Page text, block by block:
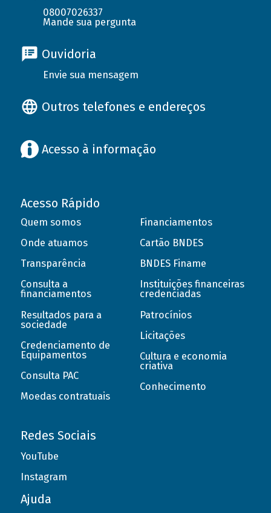
08007026337
Mande sua pergunta
Ouvidoria
Envie sua mensagem
Outros telefones e endereços
Acesso à informação
Acesso Rápido
Quem somos
Onde atuamos
Transparência
Consulta a
financiamentos
Resultados para a
sociedade
Credenciamento de
Equipamentos
Consulta PAC
Moedas contratuais
Financiamentos
Cartão BNDES
BNDES Finame
Instituições financeiras
credenciadas
Patrocínios
Licitações
Cultura e economia
criativa
Conhecimento
Redes Sociais
YouTube
Instagram
Ajuda